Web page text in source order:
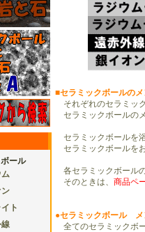
ール
ム
ト
■セラミックボールの
それぞれのセラミッ
セラミックボールの
セラミックボールを
セラミックボールを
各セラミックボール
そのときは、 商品ペ
●セラミックボール メ
全てのセラミックボ